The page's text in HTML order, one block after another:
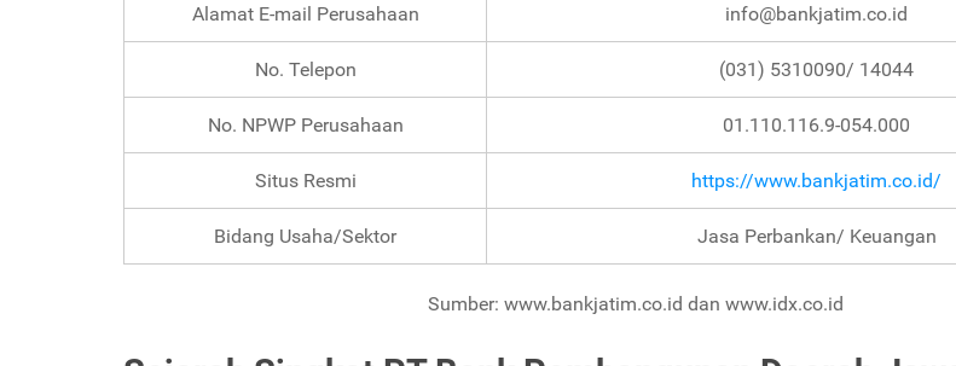
Alamat E-mail Perusahaan info@bankjatim.co.id
No. Telepon (031) 5310090/ 14044
No. NPWP Perusahaan 01.110.116.9-054.000
Situs Resmi https://www.bankjatim.co.id/
Bidang Usaha/Sektor Jasa Perbankan/ Keuangan
Sumber: www.bankjatim.co.id dan www.idx.co.id